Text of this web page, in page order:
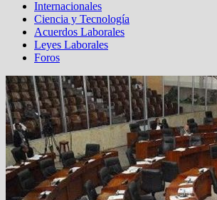
Internacionales
Ciencia y Tecnología
Acuerdos Laborales
Leyes Laborales
Foros